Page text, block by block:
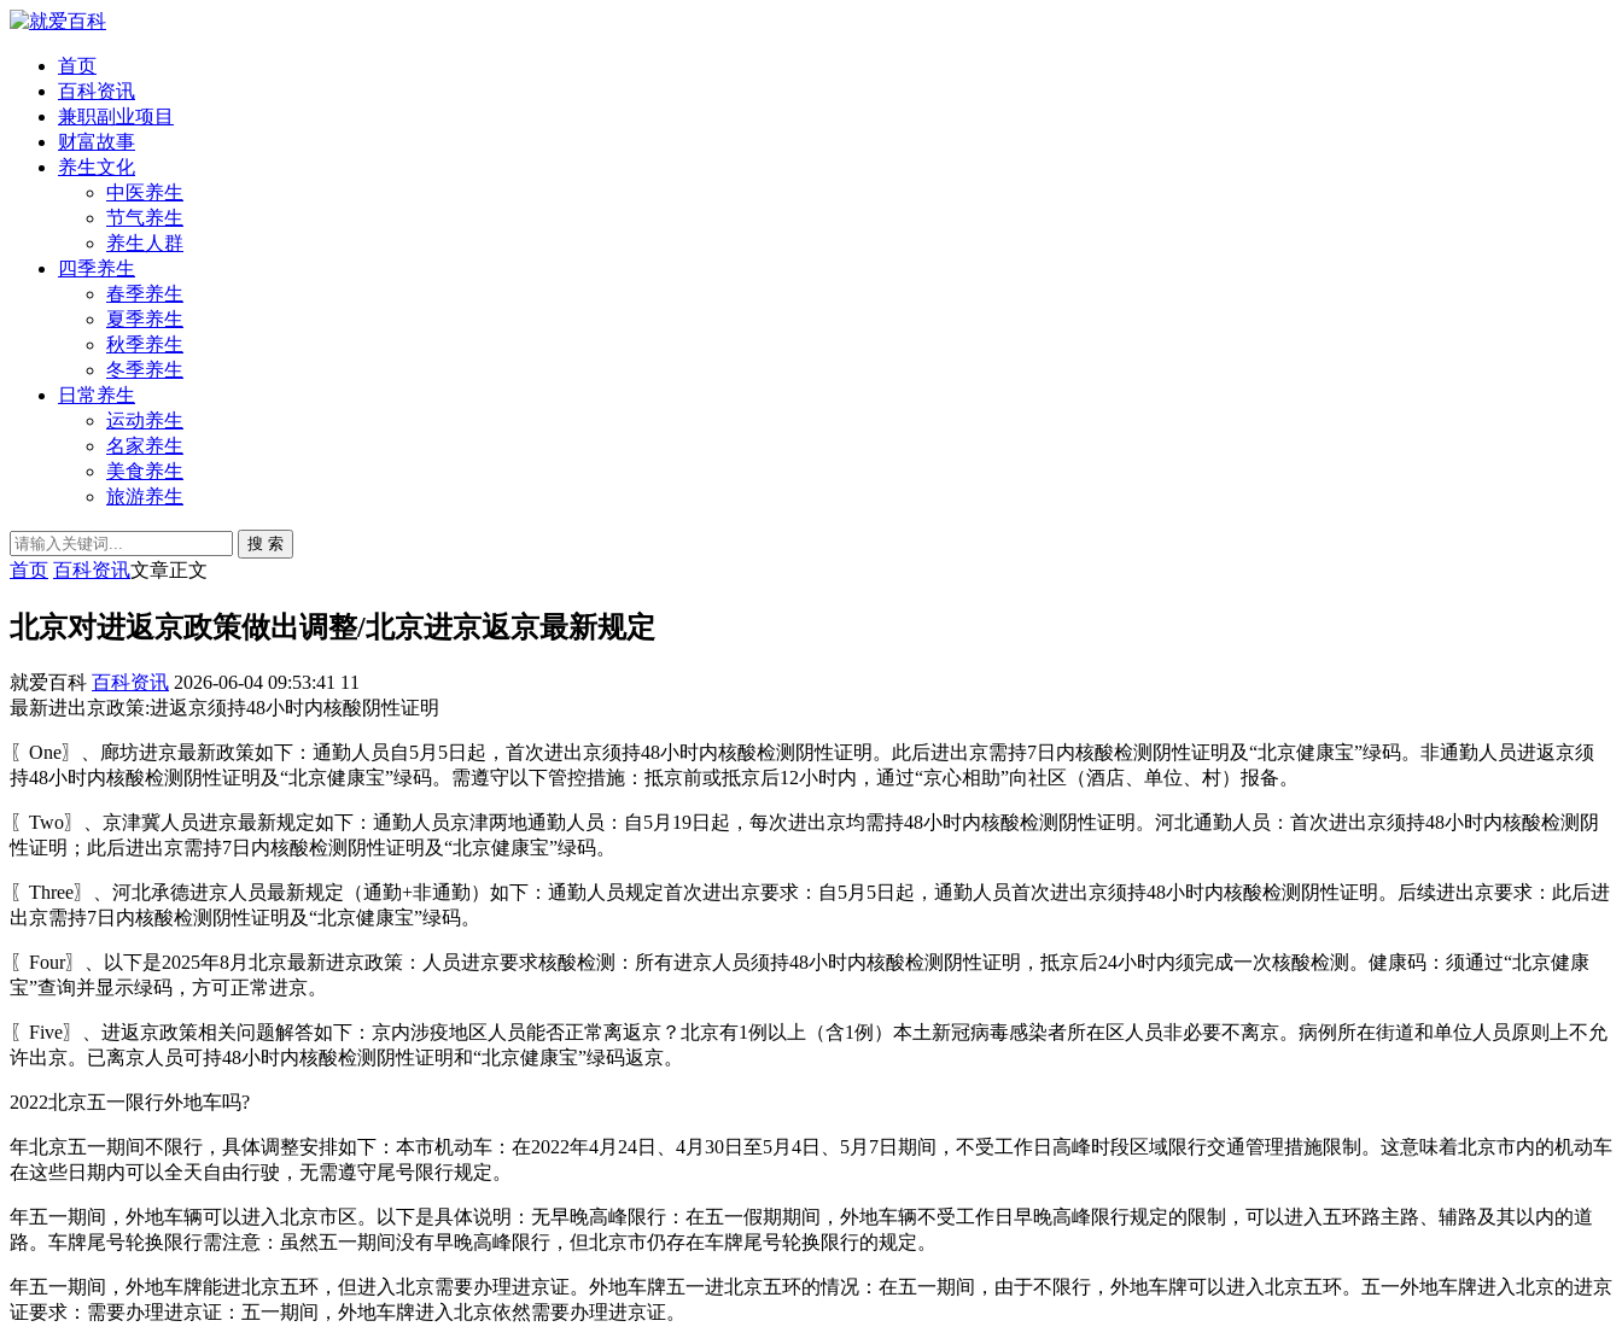
首页
百科资讯
兼职副业项目
财富故事
养生文化
中医养生
节气养生
养生人群
四季养生
春季养生
夏季养生
秋季养生
冬季养生
日常养生
运动养生
名家养生
美食养生
旅游养生
搜 索
首页 百科资讯文章正文
北京对进返京政策做出调整/北京进京返京最新规定
就爱百科 百科资讯 2026-06-04 09:53:41 11
最新进出京政策:进返京须持48小时内核酸阴性证明
〖One〗、廊坊进京最新政策如下：通勤人员自5月5日起，首次进出京须持48小时内核酸检测阴性证明。此后进出京需持7日内核酸检测阴性证明及“北京健康宝”绿码。非通勤人员进返京须
持48小时内核酸检测阴性证明及“北京健康宝”绿码。需遵守以下管控措施：抵京前或抵京后12小时内，通过“京心相助”向社区（酒店、单位、村）报备。
〖Two〗、京津冀人员进京最新规定如下：通勤人员京津两地通勤人员：自5月19日起，每次进出京均需持48小时内核酸检测阴性证明。河北通勤人员：首次进出京须持48小时内核酸检测阴
性证明；此后进出京需持7日内核酸检测阴性证明及“北京健康宝”绿码。
〖Three〗、河北承德进京人员最新规定（通勤+非通勤）如下：通勤人员规定首次进出京要求：自5月5日起，通勤人员首次进出京须持48小时内核酸检测阴性证明。后续进出京要求：此后进
出京需持7日内核酸检测阴性证明及“北京健康宝”绿码。
〖Four〗、以下是2025年8月北京最新进京政策：人员进京要求核酸检测：所有进京人员须持48小时内核酸检测阴性证明，抵京后24小时内须完成一次核酸检测。健康码：须通过“北京健康
宝”查询并显示绿码，方可正常进京。
〖Five〗、进返京政策相关问题解答如下：京内涉疫地区人员能否正常离返京？北京有1例以上（含1例）本土新冠病毒感染者所在区人员非必要不离京。病例所在街道和单位人员原则上不允
许出京。已离京人员可持48小时内核酸检测阴性证明和“北京健康宝”绿码返京。
2022北京五一限行外地车吗?
年北京五一期间不限行，具体调整安排如下：本市机动车：在2022年4月24日、4月30日至5月4日、5月7日期间，不受工作日高峰时段区域限行交通管理措施限制。这意味着北京市内的机动车
在这些日期内可以全天自由行驶，无需遵守尾号限行规定。
年五一期间，外地车辆可以进入北京市区。以下是具体说明：无早晚高峰限行：在五一假期期间，外地车辆不受工作日早晚高峰限行规定的限制，可以进入五环路主路、辅路及其以内的道
路。车牌尾号轮换限行需注意：虽然五一期间没有早晚高峰限行，但北京市仍存在车牌尾号轮换限行的规定。
年五一期间，外地车牌能进北京五环，但进入北京需要办理进京证。外地车牌五一进北京五环的情况：在五一期间，由于不限行，外地车牌可以进入北京五环。五一外地车牌进入北京的进京
证要求：需要办理进京证：五一期间，外地车牌进入北京依然需要办理进京证。